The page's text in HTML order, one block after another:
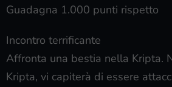
Guadagna 1.000 punti rispetto
Incontro terrificante
Affronta una bestia nella Kripta.
Kripta, vi capiterà di essere